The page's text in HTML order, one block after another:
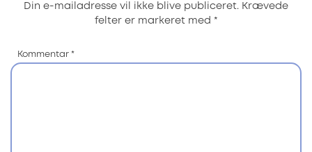
Din e-mailadresse vil ikke blive publiceret. Krævede
felter er markeret med *
Kommentar *